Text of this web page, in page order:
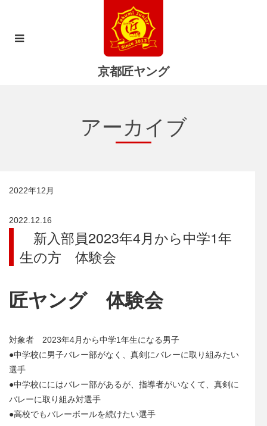
京都匠ヤング
アーカイブ
2022年12月
2022.12.16
新入部員2023年4月から中学1年
生の方 体験会
匠ヤング 体験会
対象者 2023年4月から中学1年生になる男子
●中学校に男子バレー部がなく、真剣にバレーに取り組みたい
選手
●中学校ににはバレー部があるが、指導者がいなくて、真剣に
バレーに取り組み対選手
●高校でもバレーボールを続けたい選手